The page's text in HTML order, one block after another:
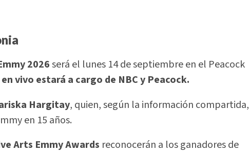
2026será el lunes 14 de septiembre en el Peacock
vivo estará a cargo de NBC y Peacock.
Hargitay, quien, según la información compartida,
en 15 años.
Arts Emmy Awards reconocerán a los ganadores de